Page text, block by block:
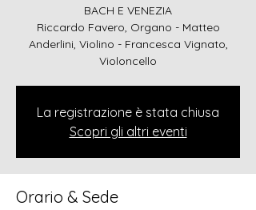
BACH E VENEZIA
Riccardo Favero, Organo - Matteo
Anderlini, Violino - Francesca Vignato,
Violoncello
La registrazione è stata chiusa
Scopri gli altri eventi
Orario & Sede